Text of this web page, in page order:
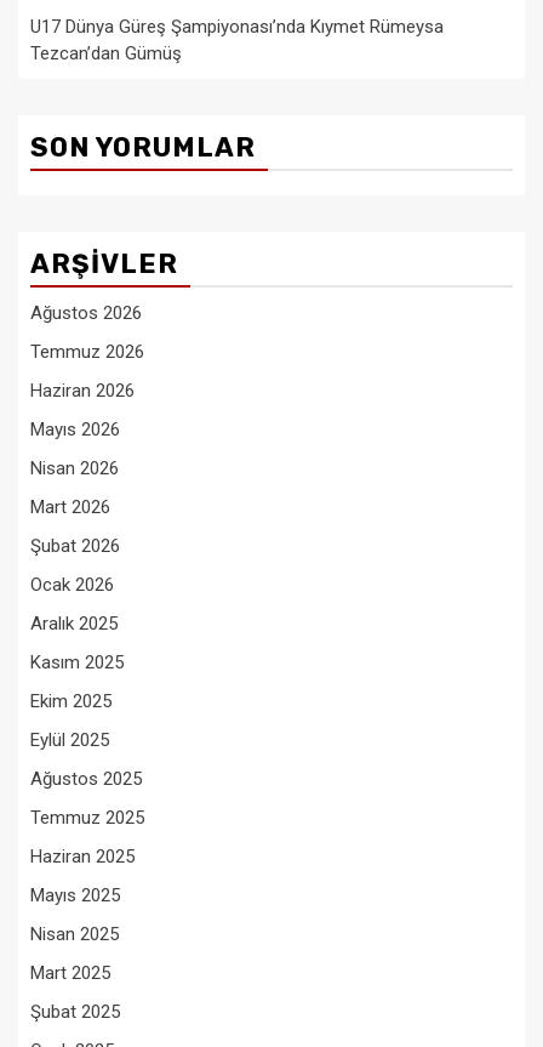
U17 Dünya Güreş Şampiyonası’nda Kıymet Rümeysa
Tezcan’dan Gümüş
SON YORUMLAR
ARŞIVLER
Ağustos 2026
Temmuz 2026
Haziran 2026
Mayıs 2026
Nisan 2026
Mart 2026
Şubat 2026
Ocak 2026
Aralık 2025
Kasım 2025
Ekim 2025
Eylül 2025
Ağustos 2025
Temmuz 2025
Haziran 2025
Mayıs 2025
Nisan 2025
Mart 2025
Şubat 2025